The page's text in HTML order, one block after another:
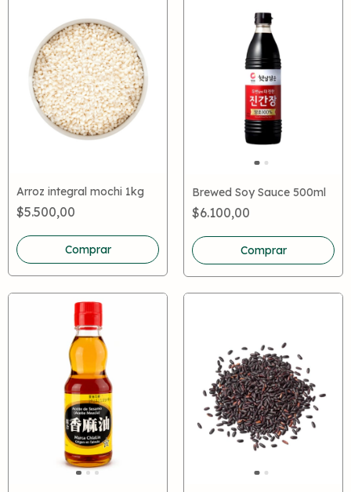
Arroz integral mochi 1kg
$5.500,00
Comprar
Brewed Soy Sauce 500ml
$6.100,00